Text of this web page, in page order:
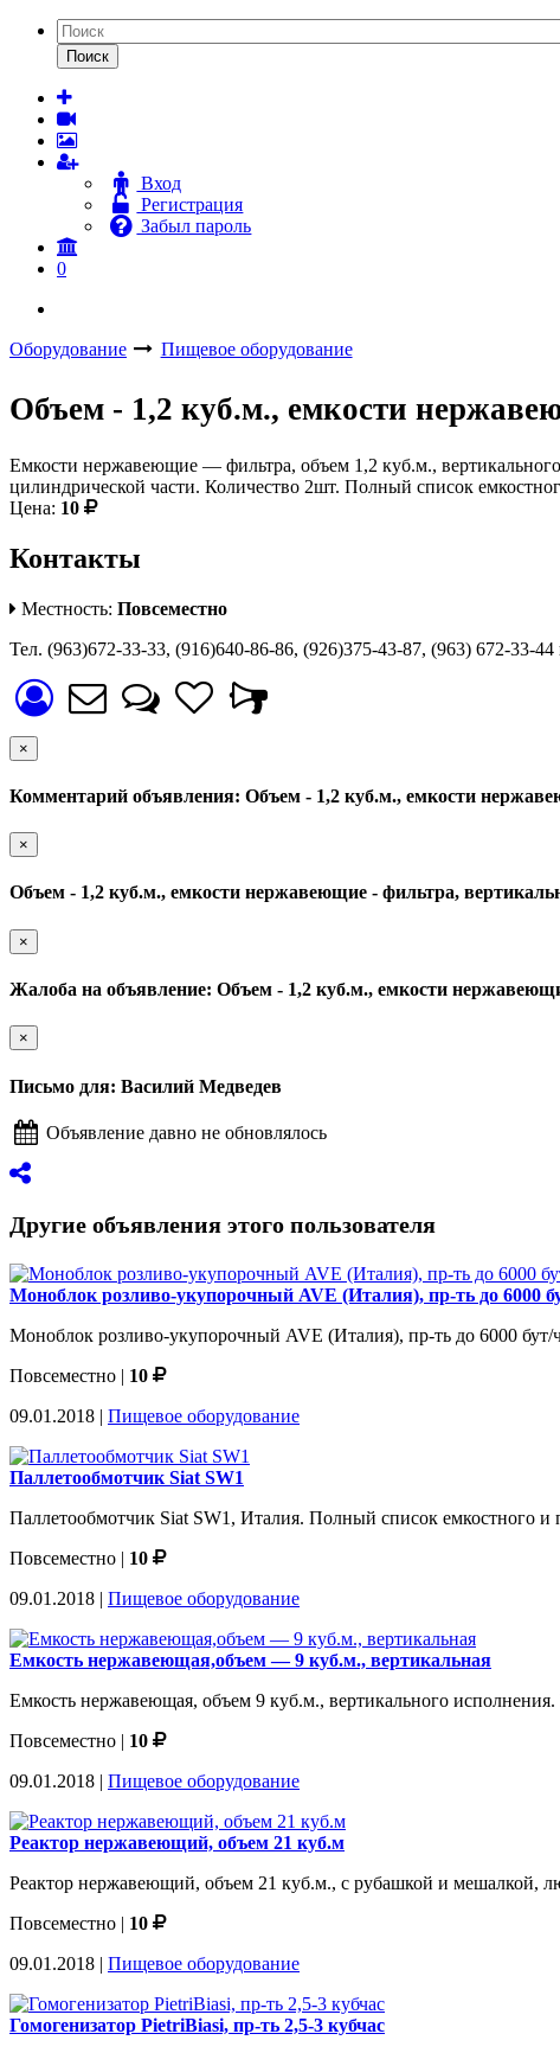
Поиск
Вход
Регистрация
Забыл пароль
0
Оборудование Пищевое оборудование
Объем - 1,2 куб.м., емкости
Емкости нержавеющие — фильтра, объем 1,2 куб.м.,
цилиндрической части. Количество 2шт. Полный список
Цена: 10
Контакты
Местность: Повсеместно
Тел. (963)672-33-33, (916)640-86-86, (926)375-43-87, (963) 672-33-
×
Комментарий объявления: Объем - 1,2 куб.м., емкости
×
Объем - 1,2 куб.м., емкости нержавеющие - фильтра,
×
Жалоба на объявление: Объем - 1,2 куб.м., емкости
×
Письмо для: Василий Медведев
Объявление давно не обновлялось
Другие объявления этого пользователя
Моноблок розливо-укупорочный AVE (Италия), пр-ть до 6000
Моноблок розливо-укупорочный AVE (Италия), пр-ть до 6000 бут/
Повсеместно | 10
09.01.2018 | Пищевое оборудование
Паллетообмотчик Siat SW1
Паллетообмотчик Siat SW1, Италия. Полный список емкостного
Повсеместно | 10
09.01.2018 | Пищевое оборудование
Емкость нержавеющая,объем — 9 куб.м., вертикальная
Емкость нержавеющая, объем 9 куб.м., вертикального
Повсеместно | 10
09.01.2018 | Пищевое оборудование
Реактор нержавеющий, объем 21 куб.м
Реактор нержавеющий, объем 21 куб.м., с рубашкой и мешалкой,
Повсеместно | 10
09.01.2018 | Пищевое оборудование
Гомогенизатор PietriBiasi, пр-ть 2,5-3 кубчас